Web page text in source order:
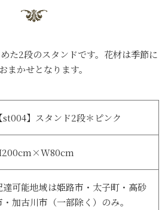
た2段のスタンドです。花材は季節に
まかせとなります。
【st004】スタンド2段＊ピンク
達可能地域は姫路市・太子町・高砂
・加古川市（一部除く）のみ。